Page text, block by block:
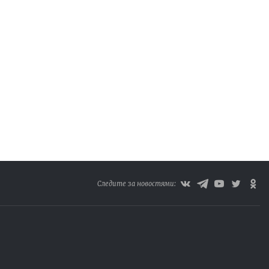
Следите за новостями: